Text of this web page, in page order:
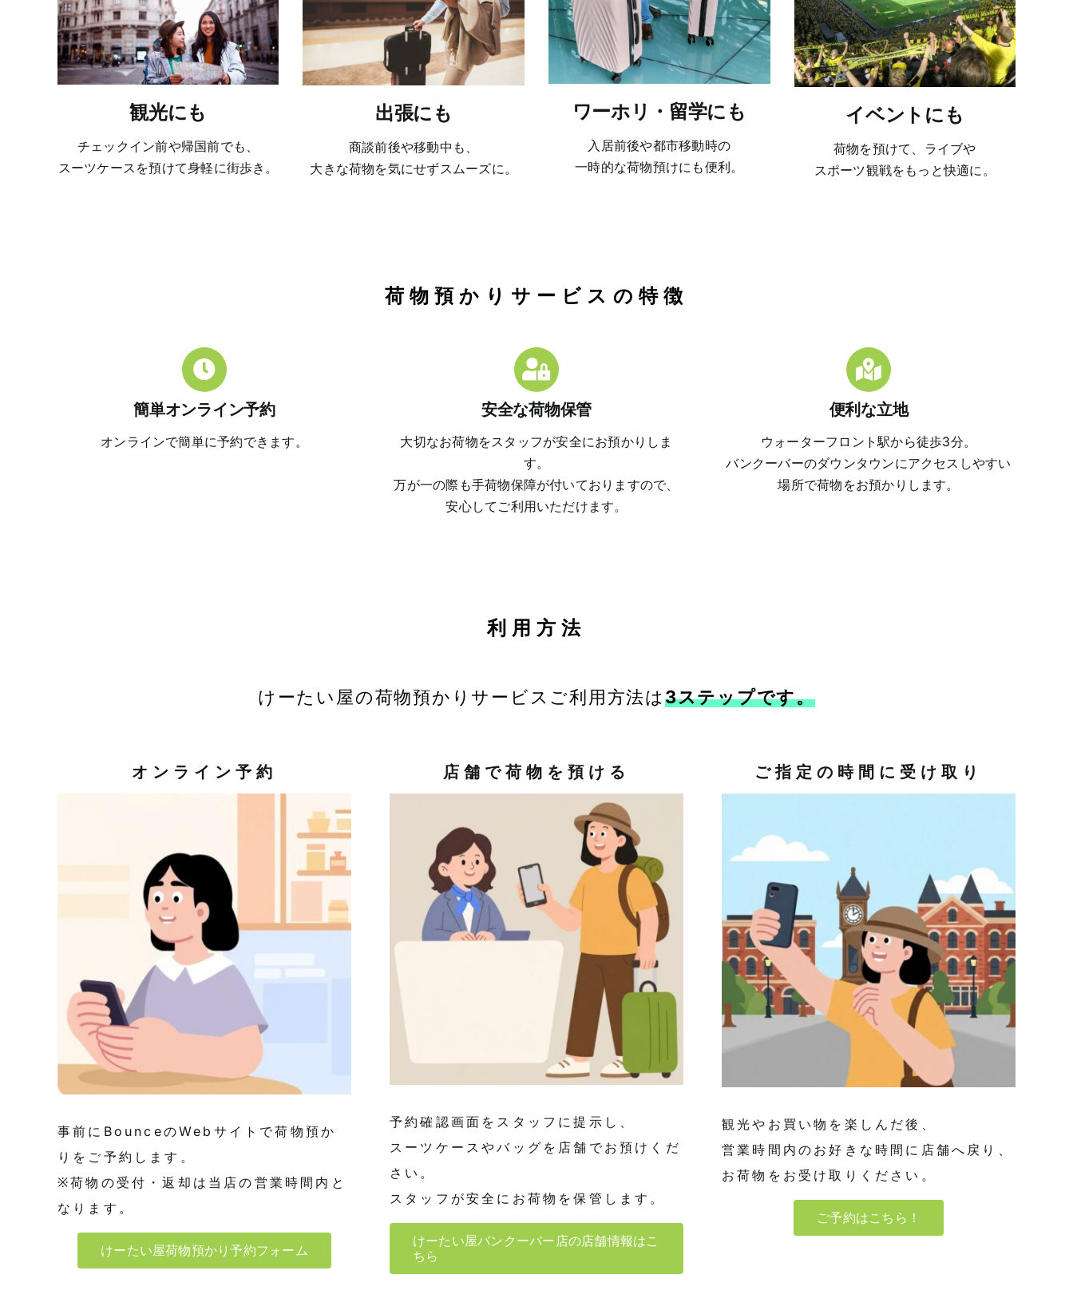
観光にも
チェックイン前や帰国前でも、
スーツケースを預けて身軽に街歩き。
出張にも
商談前後や移動中も、
大きな荷物を気にせずスムーズに。
ワーホリ・留学にも
入居前後や都市移動時の
一時的な荷物預けにも便利。
イベントにも
荷物を預けて、ライブや
スポーツ観戦をもっと快適に。
荷物預かりサービスの特徴
簡単オンライン予約
オンラインで簡単に予約できます。
安全な荷物保管
大切なお荷物をスタッフが安全にお預かりしま
す。
万が一の際も手荷物保障が付いておりますので、
安心してご利用いただけます。
便利な立地
ウォーターフロント駅から徒歩3分。
バンクーバーのダウンタウンにアクセスしやすい
場所で荷物をお預かりします。
利用方法
けーたい屋の荷物預かりサービスご利用方法は3ステップです。
オンライン予約
事前にBounceのWebサイトで荷物預か
りをご予約します。
※荷物の受付・返却は当店の営業時間内と
なります。
けーたい屋荷物預かり予約フォーム
店舗で荷物を預ける
予約確認画面をスタッフに提示し、
スーツケースやバッグを店舗でお預けくだ
さい。
スタッフが安全にお荷物を保管します。
けーたい屋バンクーバー店の店舗情報はこ
ちら
ご指定の時間に受け取り
観光やお買い物を楽しんだ後、
営業時間内のお好きな時間に店舗へ戻り、
お荷物をお受け取りください。
ご予約はこちら！